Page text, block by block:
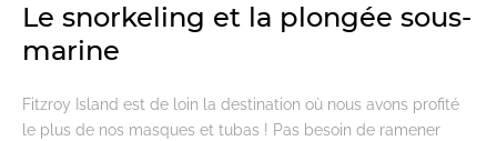
Le snorkeling et la plongée sous-
marine
Fitzroy Island est de loin la destination où nous avons profité
le plus de nos masques et tubas ! Pas besoin de ramener